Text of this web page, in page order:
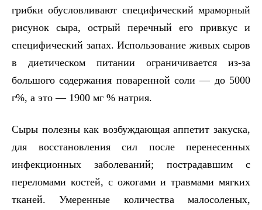
грибки обусловливают специфический мраморный
рисунок сыра, острый перечный его привкус и
специфический запах. Использование живых сыров
в диетическом питании ограничивается из-за
большого содержания поваренной соли — до 5000
г%, а это — 1900 мг % натрия.
Сыры полезны как возбуждающая аппетит закуска,
для восстановления сил после перенесенных
инфекционных заболеваний; пострадавшим с
переломами костей, с ожогами и травмами мягких
тканей. Умеренные количества малосоленых,